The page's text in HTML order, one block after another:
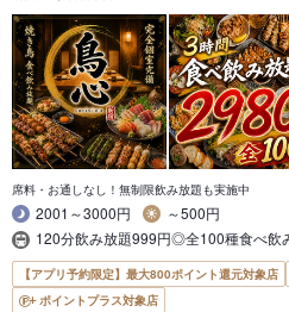
席料・お通しなし！無制限飲み放題も実施中
2001～3000円
～500円
120分飲み放題999円◎全100種食べ
【アプリ予約限定】最大800ポイント還元対象店
ポイントプラス対象店